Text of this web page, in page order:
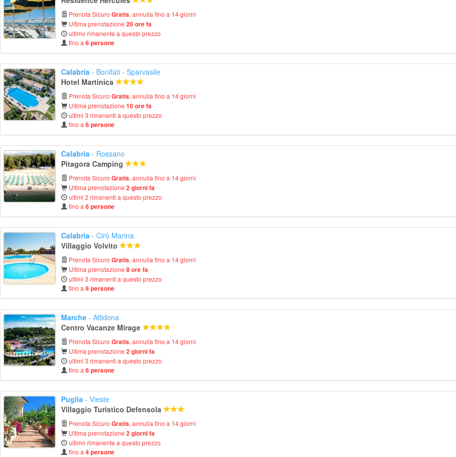
Prenota Sicuro Gratis, annulla fino a 14 giorni
Ultima prenotazione 20 ore fa
ultimo rimanente a questo prezzo
fino a 6 persone
Calabria - Bonifati - Sparvasile
Hotel Martinica
Prenota Sicuro Gratis, annulla fino a 14 giorni
Ultima prenotazione 10 ore fa
ultimi 3 rimanenti a questo prezzo
fino a 6 persone
Calabria - Rossano
Pitagora Camping
Prenota Sicuro Gratis, annulla fino a 14 giorni
Ultima prenotazione 2 giorni fa
ultimi 2 rimanenti a questo prezzo
fino a 6 persone
Calabria - Cirò Marina
Villaggio Volvito
Prenota Sicuro Gratis, annulla fino a 14 giorni
Ultima prenotazione 8 ore fa
ultimi 3 rimanenti a questo prezzo
fino a 6 persone
Marche - Altidona
Centro Vacanze Mirage
Prenota Sicuro Gratis, annulla fino a 14 giorni
Ultima prenotazione 2 giorni fa
ultimi 3 rimanenti a questo prezzo
fino a 6 persone
Puglia - Vieste
Villaggio Turistico Defensola
Prenota Sicuro Gratis, annulla fino a 14 giorni
Ultima prenotazione 2 giorni fa
ultimo rimanente a questo prezzo
fino a 4 persone